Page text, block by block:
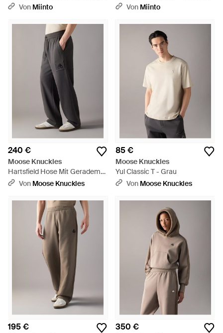
GrauVon Miinto
Von Miinto
240 €
Moose Knuckles
Hartsfield Hose Mit Geradem
Bein - Grau
Von Moose Knuckles
85 €
Moose Knuckles
Yul Classic T - Grau
Von Moose Knuckles
195 € 350 €